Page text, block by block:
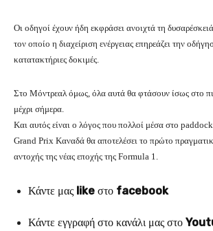
Οι οδηγοί έχουν ήδη εκφράσει ανοιχτά τη
τον οποίο η διαχείριση ενέργειας επηρεάζει την
κατατακτήριες δοκιμές.
Στο Μόντρεαλ όμως, όλα αυτά θα φτάσουν ίσως στο
μέχρι σήμερα.
Και αυτός είναι ο λόγος που πολλοί μέσα στο
Grand Prix Καναδά θα αποτελέσει το πρώτο
αντοχής της νέας εποχής της Formula 1.
Κάντε μας like στο facebook
Κάντε εγγραφή στο κανάλι μας στο